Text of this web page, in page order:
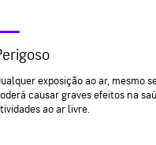
exposição ao ar, mesmo
causar graves efeitos na
ao ar livre.